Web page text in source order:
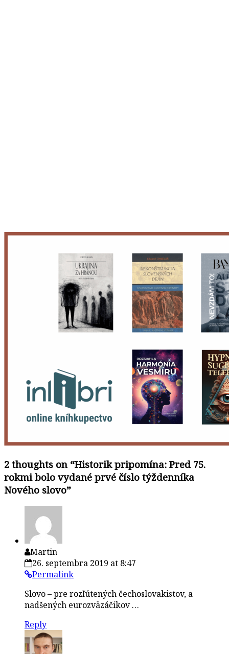
2 thoughts on “Historik pripomína: Pred 75.
rokmi bolo vydané prvé číslo týždenníka
Nového slovo”
Martin
26. septembra 2019 at 8:47
Permalink
Slovo – pre rozľútených čechoslovakistov, a
nadšených eurozväzáčikov …
Reply